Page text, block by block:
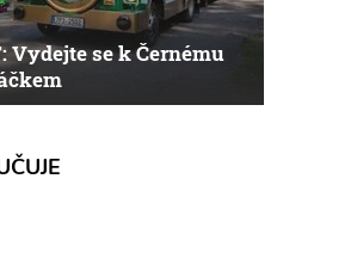
Vydejte se k Černému